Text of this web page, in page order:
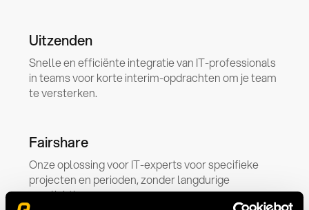
Uitzenden
Snelle en efficiënte integratie van IT-professionals
in teams voor korte interim-opdrachten om je team
te versterken.
Fairshare
Onze oplossing voor IT-experts voor specifieke
projecten en perioden, zonder langdurige
verplichtingen.